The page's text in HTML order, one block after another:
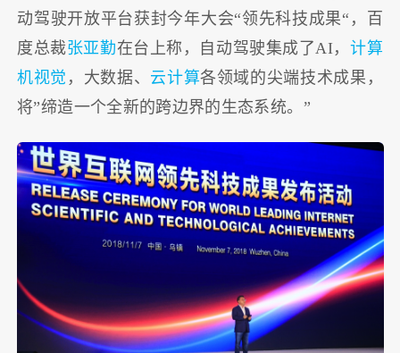
动驾驶开放平台获封今年大会“领先科技成果“，百
度总裁张亚勤在台上称，自动驾驶集成了AI， 计算
机视觉 ，大数据、 云计算各领域的尖端技术成果，
将”缔造一个全新的跨边界的生态系统。”